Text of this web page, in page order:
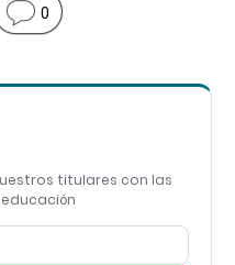
0
titulares con las